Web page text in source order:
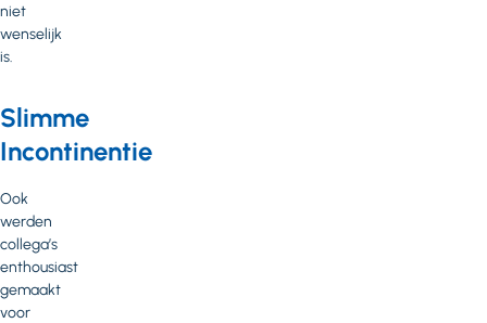
niet
wenselijk
is.
Slimme
Incontinentie
Ook
werden
collega’s
enthousiast
gemaakt
voor